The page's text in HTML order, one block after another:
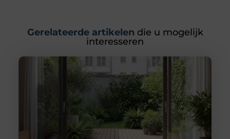
Gerelateerde artikelen die u mogelijk
interesseren